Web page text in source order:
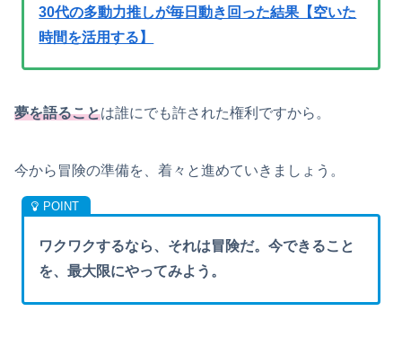
30代の多動力推しが毎日動き回った結果【空いた
時間を活用する】
夢を語ることは誰にでも許された権利ですから。
今から冒険の準備を、着々と進めていきましょう。
ワクワクするなら、それは冒険だ。今できること
を、最大限にやってみよう。